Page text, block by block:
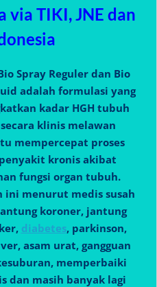
via TIKI, JNE dan
Spray Reguler dan Bio
adalah formulasi yang
kadar HGH tubuh
klinis melawan
mempercepat proses
kronis akibat
fungsi organ tubuh.
ini menurut medis susah
koroner, jantung
diabetes, parkinson,
asam urat, gangguan
memperbaiki
dan masih banyak lagi